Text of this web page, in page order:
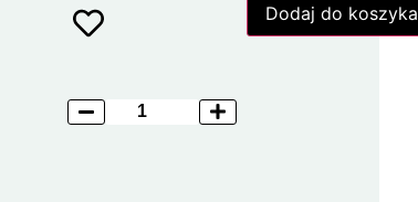
Dodaj do koszyka